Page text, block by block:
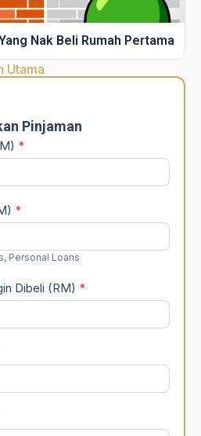
Nak Beli Rumah Pertama
Utama
Pinjaman
*
*
Personal Loans
Dibeli (RM) *